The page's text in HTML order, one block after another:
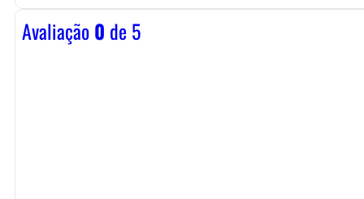
Avaliação0 de 5